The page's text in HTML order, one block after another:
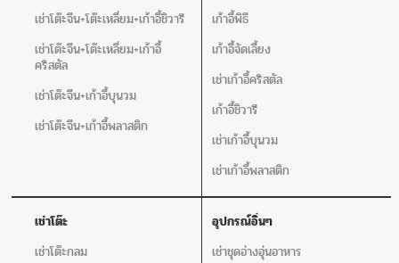
เช่าโต๊ะจีน+โต๊ะเหลี่ยม+เก้าอี้ชิวารี
เช่าโต๊ะจีน+โต๊ะเหลี่ยม+เก้าอี้
คริสตัล
เช่าโต๊ะจีน+เก้าอี้บุนวม
เช่าโต๊ะจีน+เก้าอี้พลาสติก
เก้าอี้พิธี
เก้าอี้จัดเลี้ยง
เช่าเก้าอี้คริสตัล
เก้าอี้ชิวารี
เช่าเก้าอี้บุนวม
เช่าเก้าอี้พลาสติก
เช่าโต๊ะ
เช่าโต๊ะกลม
อุปกรณ์อิ่นๆ
เช่าชุดอ่างอุ่นอาหาร